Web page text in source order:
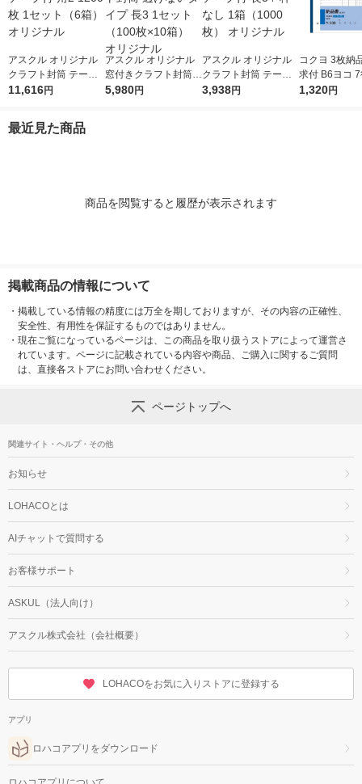
アスクル オリジナル
クラフト封筒 テープ
付 角2 1200枚 1セッ
11,616円
アスクル オリジナル
窓付きクラフト封筒
透けないタイプ 長3 1
5,980円
アスクル オリジナル
クラフト封筒 テープ
付 長3〒枠なし 1箱
3,938円
コクヨ 3枚納
求付 B6ヨコ
3冊 ノーカー
1,320円
最近見た商品
商品を閲覧すると履歴が表示されます
掲載商品の情報について
・ 掲載している情報の精度には万全を期しておりますが、その内容の正確性、
安全性、有用性を保証するものではありません。
・ 現在ご覧になっているページは、この商品を取り扱うストアによって運営さ
れています。ページに記載されている内容や商品、ご購入に関するご質問
は、直接各ストアにお問い合わせください。
ページトップへ
関連サイト・ヘルプ・その他
お知らせ
LOHACOとは
AIチャットで質問する
お客様サポート
ASKUL（法人向け）
アスクル株式会社（会社概要）
LOHACOをお気に入りストアに登録する
アプリ
ロハコアプリをダウンロード